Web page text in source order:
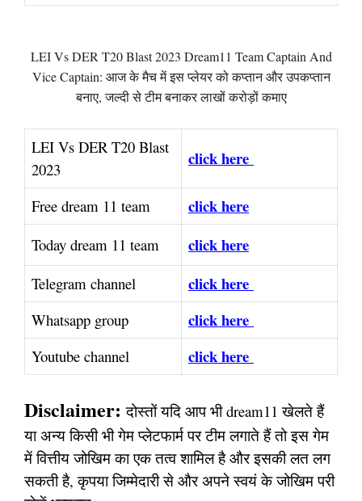
LEI Vs DER T20 Blast 2023 Dream11 Team Captain And
Vice Captain: आज के मैच में इस प्लेयर को कप्तान और उपकप्तान
बनाए, जल्दी से टीम बनाकर लाखों करोड़ों कमाए
LEI Vs DER T20 Blast
2023
click here
Free dream 11 team click here
Today dream 11 team click here
Telegram channel click here
Whatsapp group click here
Youtube channel click here
Disclaimer: दोस्तों यदि आप भी dream11 खेलते हैं
या अन्य किसी भी गेम प्लेटफार्म पर टीम लगाते हैं तो इस गेम
में वित्तीय जोखिम का एक तत्व शामिल है और इसकी लत लग
सकती है, कृपया जिम्मेदारी से और अपने स्वयं के जोखिम परी